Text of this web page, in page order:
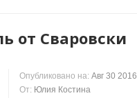
от Сваровски
Опубликовано на: Авг 30 2016
От: Юлия Костина